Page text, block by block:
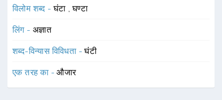
विलोम शब्द -घंटा ,घण्टा
लिंग - अज्ञात
शब्द-विन्यास विविधता -घंटी
एक तरह का -औजार